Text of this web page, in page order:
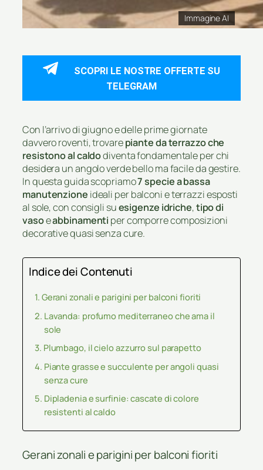
Immagine AI
SCOPRI LE NOSTRE OFFERTE SU
TELEGRAM
Con l’arrivo di giugno e delle prime giornate
davvero roventi, trovarepiante da terrazzo che
resistono al caldodiventa fondamentale per chi
desidera un angolo verde bello ma facile da gestire.
In questa guida scopriamo7 specie a bassa
manutenzione ideali per balconi e terrazzi esposti
al sole, con consigli suesigenze idriche,tipo di
vasoeabbinamenti per comporre composizioni
decorative quasi senza cure.
Indice dei Contenuti
Gerani zonali e parigini per balconi fioriti
Lavanda: profumo mediterraneo che ama il
sole
Plumbago, il cielo azzurro sul parapetto
Piante grasse e succulente per angoli quasi
senza cure
Dipladenia e surfinie: cascate di colore
resistenti al caldo
Gerani zonali e parigini per balconi fioriti